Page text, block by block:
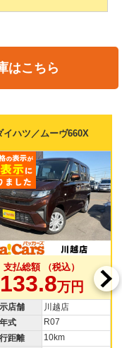
はこちら
ーヴ660X
税込）
万円
越店
R07